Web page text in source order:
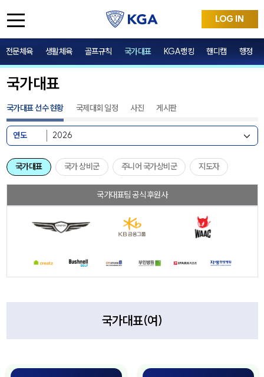
LOG IN
전문체육 생활체육 골프규칙 국가대표 KGA랭킹 핸디캡 행정
국가대표
국가대표 선수 현황 국제대회 일정 사진 게시판
연도
국가대표 국가 상비군 주니어 국가상비군 지도자
국가대표팀 공식 후원사
국가대표(여)